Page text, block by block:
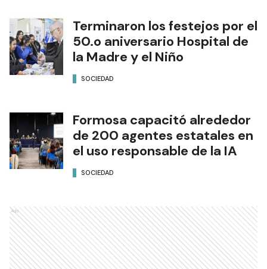
Terminaron los festejos por el
50.o aniversario Hospital de
la Madre y el Niño
SOCIEDAD
Formosa capacitó alrededor
de 200 agentes estatales en
el uso responsable de la IA
SOCIEDAD
Ads